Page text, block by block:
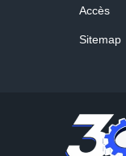
Accès
Sitemap